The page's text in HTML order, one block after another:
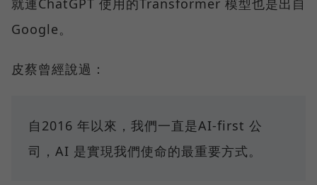
Google。
皮蔡曾經說過：
自2016 年以來，我們一直是AI-first 公
司，AI 是實現我們使命的最重要方式。